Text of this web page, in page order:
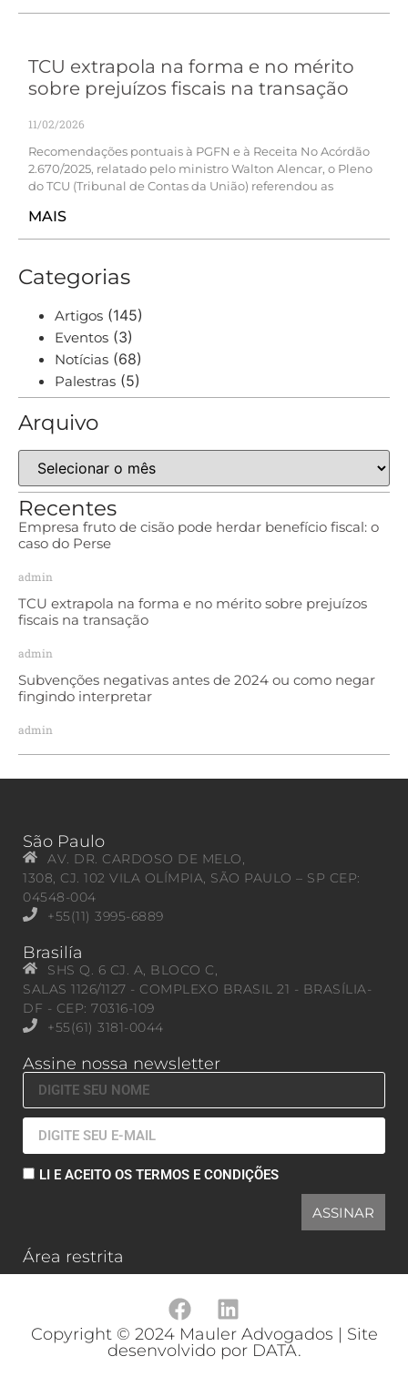
TCU extrapola na forma e no mérito
sobre prejuízos fiscais na transação
11/02/2026
Recomendações pontuais à PGFN e à Receita No Acórdão
2.670/2025, relatado pelo ministro Walton Alencar, o Pleno
do TCU (Tribunal de Contas da União) referendou as
MAIS
Categorias
Artigos (145)
Eventos (3)
Notícias (68)
Palestras (5)
Arquivo
Recentes
Empresa fruto de cisão pode herdar benefício fiscal: o
caso do Perse
admin
TCU extrapola na forma e no mérito sobre prejuízos
fiscais na transação
admin
Subvenções negativas antes de 2024 ou como negar
fingindo interpretar
admin
São Paulo
AV. DR. CARDOSO DE MELO,
1308, CJ. 102 VILA OLÍMPIA, SÃO PAULO – SP CEP:
04548-004
+55(11) 3995-6889
Brasilía
SHS Q. 6 CJ. A, BLOCO C,
SALAS 1126/1127 - COMPLEXO BRASIL 21 - BRASÍLIA-
DF - CEP: 70316-109
+55(61) 3181-0044
Assine nossa newsletter
LI E ACEITO OS TERMOS E CONDIÇÕES
ASSINAR
Área restrita
Copyright © 2024 Mauler Advogados | Site
desenvolvido por DATA.